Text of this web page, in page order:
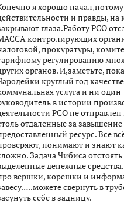
я хорошо начал,потому
и правды, на
глаза.Работу РСО
контролирующих
прокуратуры,
регулированию
органов. И,заметьте,
круглый год
услуга и ни один
в истории
РСО не отправлен
отдалённые за
ресурс. Все
понимают и знают
Задача Чибиса отстоять
денежные
вершки, корешки и
свернуть в
себе в задницу.